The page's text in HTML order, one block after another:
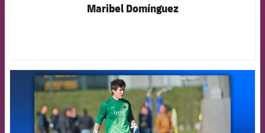
Maribel Domínguez
FCB Barcelona badge